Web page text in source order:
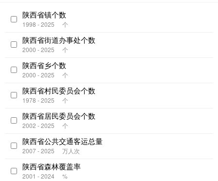
陕西省镇个数
1998 - 2025 个
陕西省街道办事处个数
2000 - 2025 个
陕西省乡个数
2000 - 2025 个
陕西省村民委员会个数
1978 - 2025 个
陕西省居民委员会个数
2002 - 2025 个
陕西省公共交通客运总量
2007 - 2025 万人次
陕西省森林覆盖率
2001 - 2024 %